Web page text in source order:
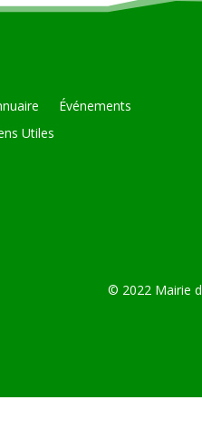
Événements
Utiles
© 2022 Mairie